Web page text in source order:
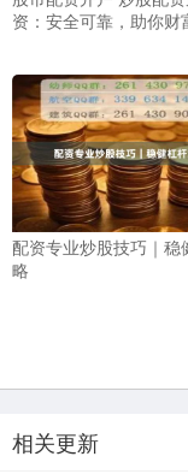
资：安全可靠，助你财
配资专业炒股技巧｜稳
略
相关更新